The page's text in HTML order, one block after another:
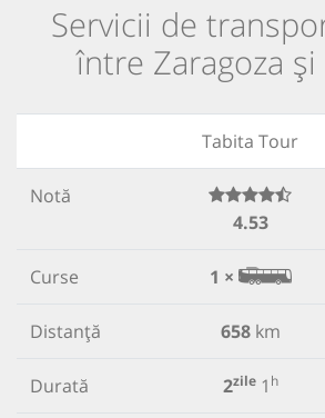
Servicii de
între Zaragoza și
Tabita Tour
Notă
4.53
Curse 1 ×
Distanță 658km
Durată 2zile1 h